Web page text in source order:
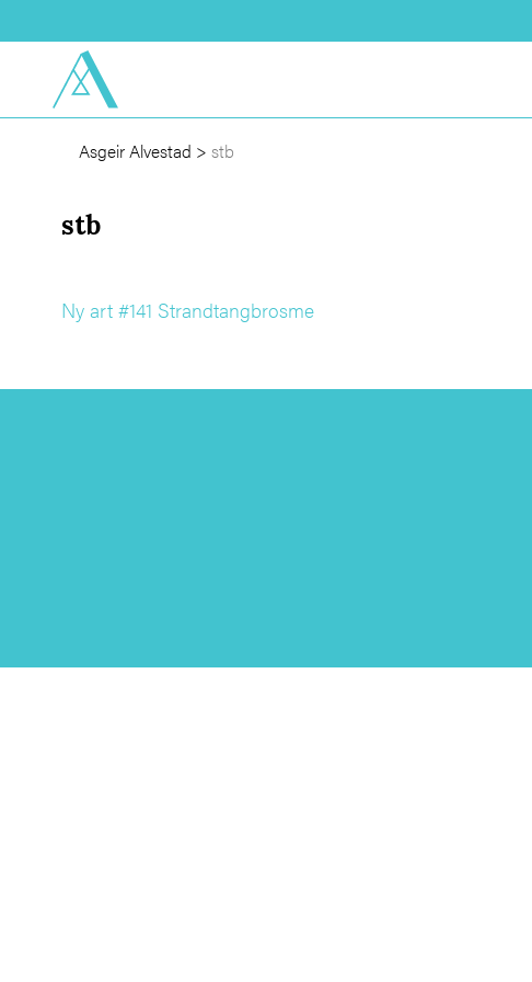
Asgeir Alvestad > stb
stb
Ny art #141 Strandtangbrosme